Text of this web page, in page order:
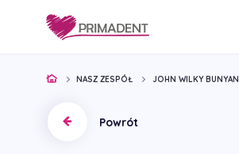
NASZ ZESPÓŁ JOHN WILKY BUNYAN
Powrót